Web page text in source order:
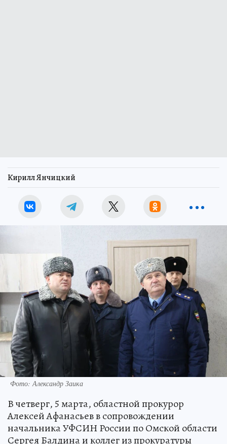
Кирилл Янчицкий
Фото: Александр Заика
В четверг, 5 марта, областной прокурор
Алексей Афанасьев в сопровождении
начальника УФСИН России по Омской области
Сергея Балдина и коллег из прокуратуры